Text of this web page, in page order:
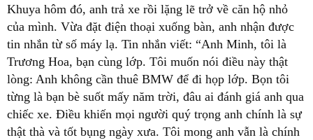
Khuya hôm đó, anh trả xe rồi lặng lẽ trở về căn hộ nhỏ
của mình. Vừa đặt điện thoại xuống bàn, anh nhận được
tin nhắn từ số máy lạ. Tin nhắn viết: “Anh Minh, tôi là
Trương Hoa, bạn cùng lớp. Tôi muốn nói điều này thật
lòng: Anh không cần thuê BMW để đi họp lớp. Bọn tôi
từng là bạn bè suốt mấy năm trời, đâu ai đánh giá anh qua
chiếc xe. Điều khiến mọi người quý trọng anh chính là sự
thật thà và tốt bụng ngày xưa. Tôi mong anh vẫn là chính